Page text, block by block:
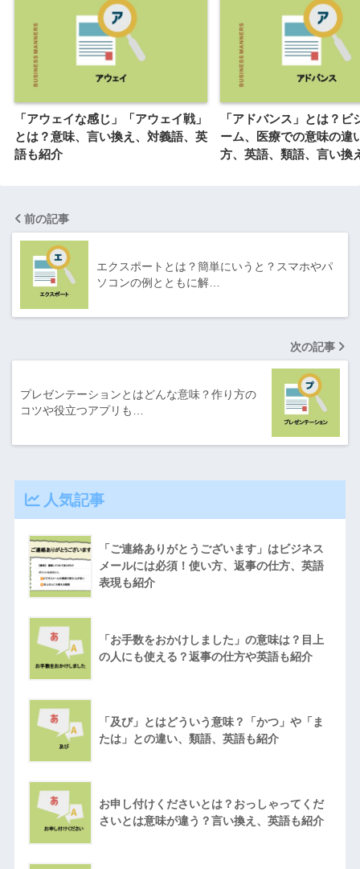
「アウェイな感じ」「アウェイ戦」
とは？意味、言い換え、対義語、英
語も紹介
「アドバンス」とは？ビ
ーム、医療での意味の違
方、英語、類語、言い換
前の記事
エクスポートとは？簡単にいうと？スマホやパ
ソコンの例とともに解…
次の記事
プレゼンテーションとはどんな意味？作り方の
コツや役立つアプリも…
人気記事
「ご連絡ありがとうございます」はビジネス
メールには必須！使い方、返事の仕方、英語
表現も紹介
「お手数をおかけしました」の意味は？目上
の人にも使える？返事の仕方や英語も紹介
「及び」とはどういう意味？「かつ」や「ま
たは」との違い、類語、英語も紹介
お申し付けくださいとは？おっしゃってくだ
さいとは意味が違う？言い換え、英語も紹介